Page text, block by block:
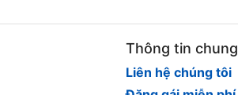
Thông tin chung
Liên hệ chúng tôi